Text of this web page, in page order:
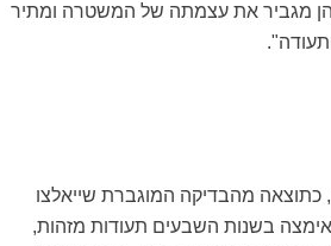
מגביר את עצמתה של המשטרה ומתיר
כתוצאה מהבדיקה המוגברת שייאלצו
בשנות השבעים תעודות מזהות,